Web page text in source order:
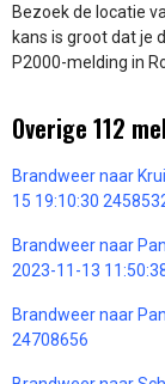
Bezoek de locatie
kans is groot dat je
P2000-melding in
Overige 112
Brandweer naar
15 19:10:30
Brandweer naar
2023-11-13
Brandweer naar
24708656